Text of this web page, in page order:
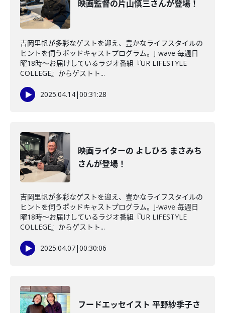
映画監督の片山慎三さんが登場！
吉岡里帆が多彩なゲストを迎え、豊かなライフスタイルの
ヒントを伺うポッドキャストプログラム。J-wave 毎週日
曜18時～お届けしているラジオ番組『UR LIFESTYLE
COLLEGE』からゲストト...
2025.04.14|00:31:28
映画ライターの よしひろ まさみち
さんが登場！
吉岡里帆が多彩なゲストを迎え、豊かなライフスタイルの
ヒントを伺うポッドキャストプログラム。J-wave 毎週日
曜18時～お届けしているラジオ番組『UR LIFESTYLE
COLLEGE』からゲストト...
2025.04.07|00:30:06
フードエッセイスト 平野紗季子さ